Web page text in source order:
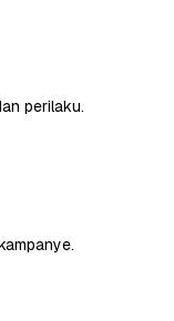
perilaku.